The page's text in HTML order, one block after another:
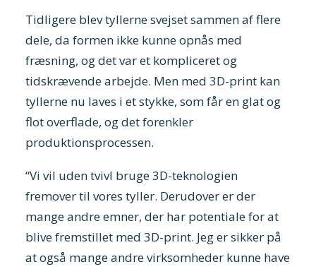
Tidligere blev tyllerne svejset sammen af flere
dele, da formen ikke kunne opnås med
fræsning, og det var et kompliceret og
tidskrævende arbejde. Men med 3D-print kan
tyllerne nu laves i et stykke, som får en glat og
flot overflade, og det forenkler
produktionsprocessen.
“Vi vil uden tvivl bruge 3D-teknologien
fremover til vores tyller. Derudover er der
mange andre emner, der har potentiale for at
blive fremstillet med 3D-print. Jeg er sikker på
at også mange andre virksomheder kunne have